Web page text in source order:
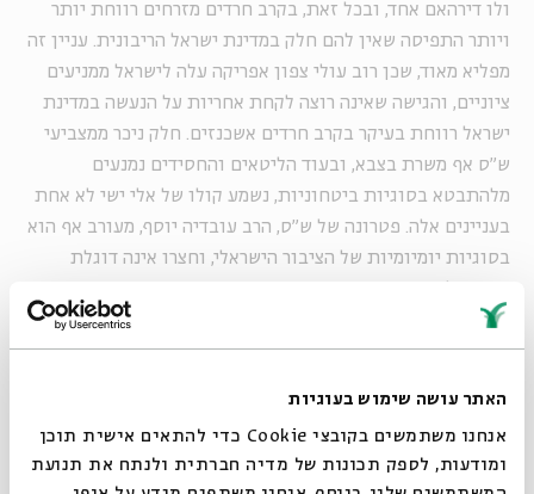
האתר עושה שימוש בעוגיות
אנחנו משתמשים בקובצי Cookie כדי להתאים אישית תוכן
ומודעות, לספק תכונות של מדיה חברתית ולנתח את תנועת
ולו דירהאם אחד, ובכל זאת, בקרב חרדים מזרחים רווחת יותר
ויותר התפיסה שאין להם חלק במדינת ישראל הריבונית. עניין זה
מפליא מאוד, שכן רוב עולי צפון אפריקה עלה לישראל ממניעים
ציוניים, והגישה שאינה רוצה לקחת אחריות על הנעשה במדינת
ישראל רווחת בעיקר בקרב חרדים אשכנזים. חלק ניכר ממצביעי
ש"ס אף משרת בצבא, ובעוד הליטאים והחסידים נמנעים
מלהתבטא בסוגיות ביטחוניות, נשמע קולו של אלי ישי לא אחת
בעניינים אלה. פטרונה של ש"ס, הרב עובדיה יוסף, מעורב אף הוא
בסוגיות יומיומיות של הציבור הישראלי, וחצרו אינה דוגלת